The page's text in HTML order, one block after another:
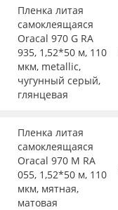
Пленка литая
самоклеящаяся
Oracal 970 G RA
935, 1,52*50 м, 110
мкм, metallic,
чугунный серый,
глянцевая
Пленка литая
самоклеящаяся
Oracal 970 M RA
055, 1,52*50 м, 110
мкм, мятная,
матовая